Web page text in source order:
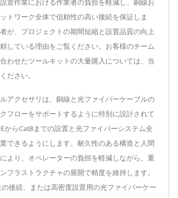
置作業における作業者の負担を軽減し、銅線お
トワーク全体で信頼性の高い接続を保証しま
が、プロジェクトの期間短縮と設置品質の向上
している理由をご覧ください。お客様のチーム
わせたツールキットの大量購入については、当
ださい。
アクセサリは、銅線と光ファイバーケーブルの
フローをサポートするように特別に設計されて
からCat8までの設置と光ファイバーシステム全
できるようにします。耐久性のある構造と人間
より、オペレーターの負担を軽減しながら、重
フラストラクチャの展開で精度を維持します。
接続、または高密度設置用の光ファイバーケー